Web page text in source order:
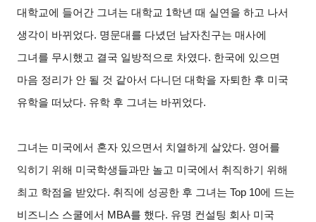
대학교에 들어간 그녀는 대학교 1학년 때 실연을 하고 나서
생각이 바뀌었다. 명문대를 다녔던 남자친구는 매사에
그녀를 무시했고 결국 일방적으로 차였다. 한국에 있으면
마음 정리가 안 될 것 같아서 다니던 대학을 자퇴한 후 미국
유학을 떠났다. 유학 후 그녀는 바뀌었다.
그녀는 미국에서 혼자 있으면서 치열하게 살았다. 영어를
익히기 위해 미국학생들과만 놀고 미국에서 취직하기 위해
최고 학점을 받았다. 취직에 성공한 후 그녀는 Top 10에 드는
비즈니스 스쿨에서 MBA를 했다. 유명 컨설팅 회사 미국